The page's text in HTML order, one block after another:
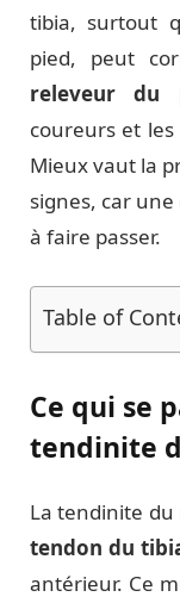
tibia, surtout
pied, peut
releveur du
coureurs et
Mieux vaut la
signes, car
à faire passer.
Table of
Ce qui se
tendinite
La tendinite
tendon du
antérieur. Ce